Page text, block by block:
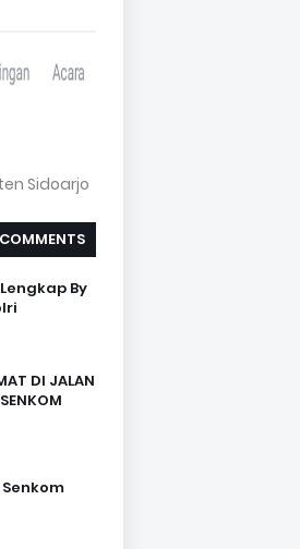
Sidoarjo
COMMENTS
By
DI JALAN